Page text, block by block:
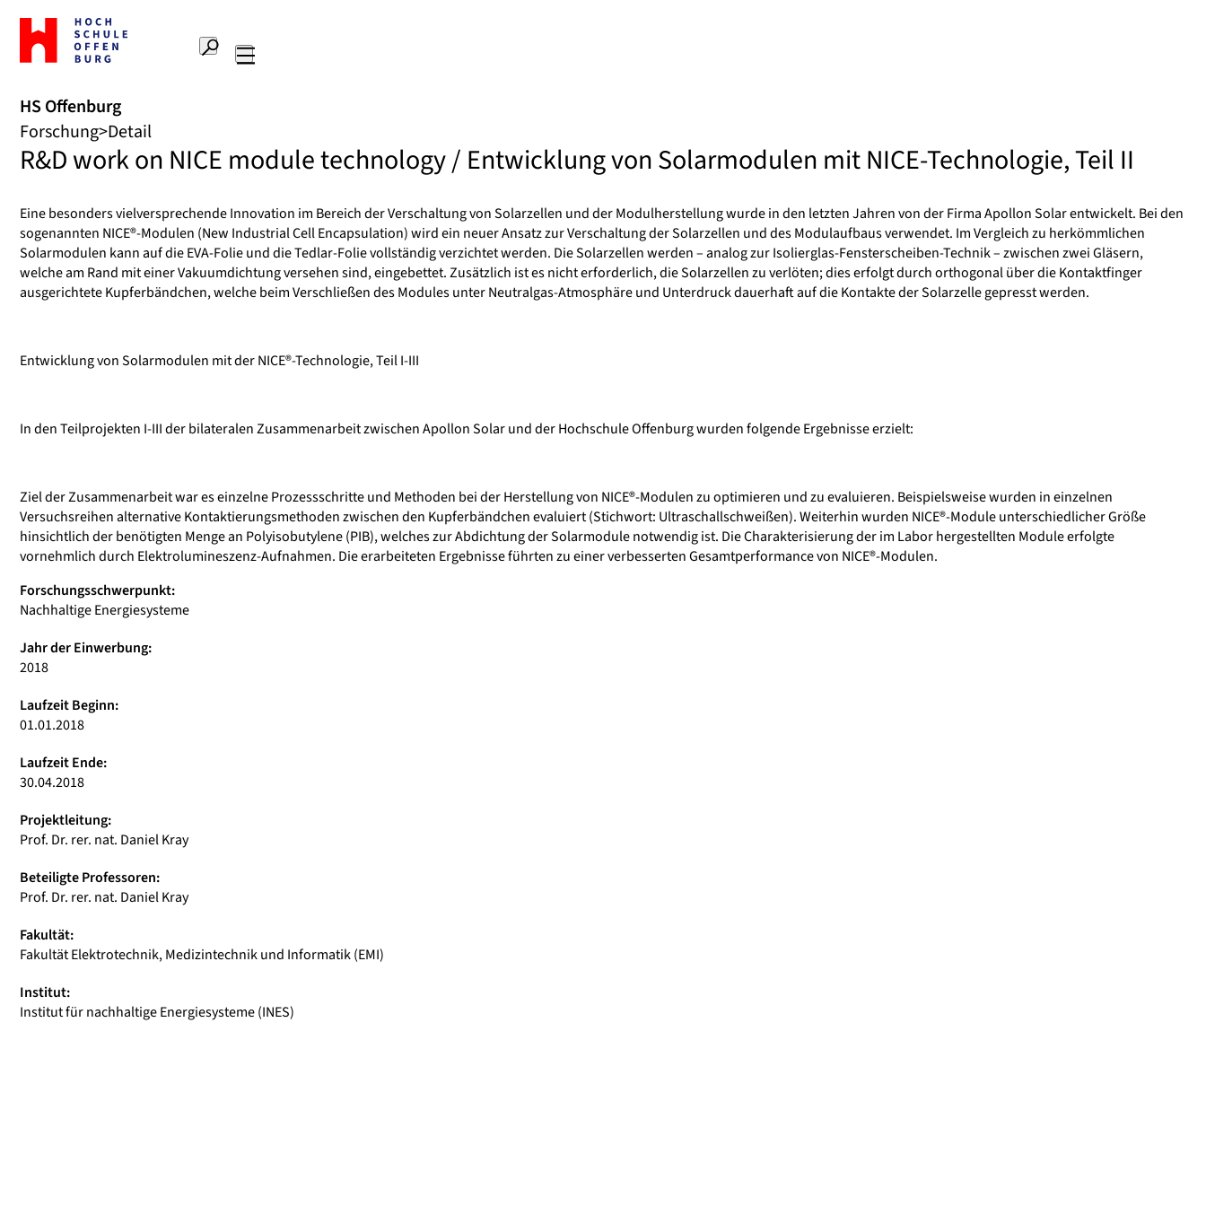
Zur
Startseite
Hochschule
Suche
HS Offenburg
Forschung Detail
R&D work on NICE module technology / Entwicklung von Solarmodulen mit NICE-Technologie, Teil II
Eine besonders vielversprechende Innovation im Bereich der Verschaltung von Solarzellen und der Modulherstellung wurde in den letzten Jahren von der Firma Apollon Solar entwickelt. Bei den
sogenannten NICE®-Modulen (New Industrial Cell Encapsulation) wird ein neuer Ansatz zur Verschaltung der Solarzellen und des Modulaufbaus verwendet. Im Vergleich zu herkömmlichen
Solarmodulen kann auf die EVA-Folie und die Tedlar-Folie vollständig verzichtet werden. Die Solarzellen werden – analog zur Isolierglas-Fensterscheiben-Technik – zwischen zwei Gläsern,
welche am Rand mit einer Vakuumdichtung versehen sind, eingebettet. Zusätzlich ist es nicht erforderlich, die Solarzellen zu verlöten; dies erfolgt durch orthogonal über die Kontaktfinger
ausgerichtete Kupferbändchen, welche beim Verschließen des Modules unter Neutralgas-Atmosphäre und Unterdruck dauerhaft auf die Kontakte der Solarzelle gepresst werden.
Entwicklung von Solarmodulen mit der NICE®-Technologie, Teil I-III
In den Teilprojekten I-III der bilateralen Zusammenarbeit zwischen Apollon Solar und der Hochschule Offenburg wurden folgende Ergebnisse erzielt:
Ziel der Zusammenarbeit war es einzelne Prozessschritte und Methoden bei der Herstellung von NICE®-Modulen zu optimieren und zu evaluieren. Beispielsweise wurden in einzelnen
Versuchsreihen alternative Kontaktierungsmethoden zwischen den Kupferbändchen evaluiert (Stichwort: Ultraschallschweißen). Weiterhin wurden NICE®-Module unterschiedlicher Größe
hinsichtlich der benötigten Menge an Polyisobutylene (PIB), welches zur Abdichtung der Solarmodule notwendig ist. Die Charakterisierung der im Labor hergestellten Module erfolgte
vornehmlich durch Elektrolumineszenz-Aufnahmen. Die erarbeiteten Ergebnisse führten zu einer verbesserten Gesamtperformance von NICE®-Modulen.
Forschungsschwerpunkt:
Nachhaltige Energiesysteme
Jahr der Einwerbung:
2018
Laufzeit Beginn:
01.01.2018
Laufzeit Ende:
30.04.2018
Projektleitung:
Prof. Dr. rer. nat. Daniel Kray
Beteiligte Professoren:
Prof. Dr. rer. nat. Daniel Kray
Fakultät:
Fakultät Elektrotechnik, Medizintechnik und Informatik (EMI)
Institut:
Institut für nachhaltige Energiesysteme (INES)